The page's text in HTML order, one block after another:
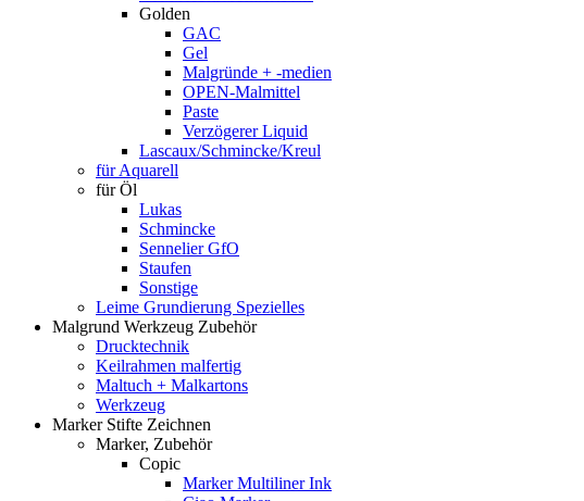
Golden
GAC
Gel
Malgründe + -medien
OPEN-Malmittel
Paste
Verzögerer Liquid
Lascaux/Schmincke/Kreul
für Aquarell
für Öl
Lukas
Schmincke
Sennelier GfO
Staufen
Sonstige
Leime Grundierung Spezielles
Malgrund Werkzeug Zubehör
Drucktechnik
Keilrahmen malfertig
Maltuch + Malkartons
Werkzeug
Marker Stifte Zeichnen
Marker, Zubehör
Copic
Marker Multiliner Ink